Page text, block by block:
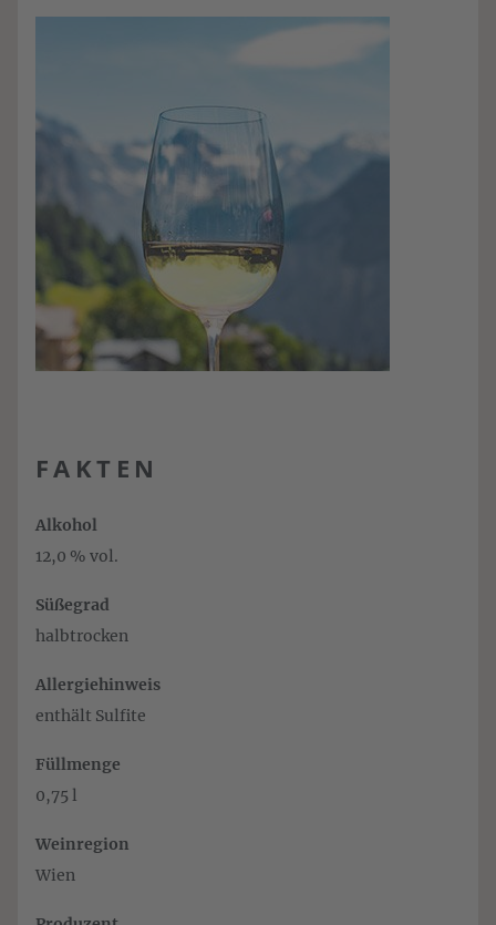
FAKTEN
Alkohol
12,0 % vol.
Süßegrad
halbtrocken
Allergiehinweis
enthält Sulfite
Füllmenge
0,75 l
Weinregion
Wien